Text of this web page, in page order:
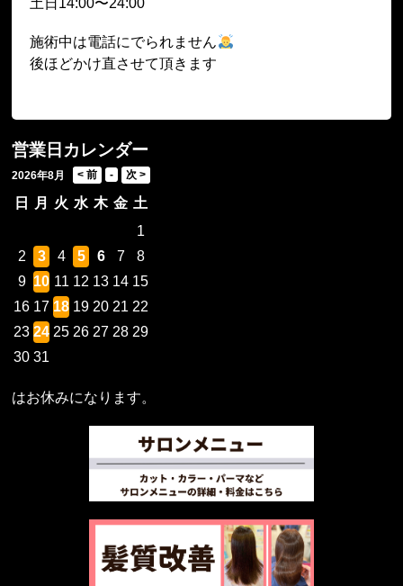
土日14:00〜24:00
施術中は電話にでられません
後ほどかけ直させて頂きます
営業日カレンダー
2026年8月
日 月 火 水 木 金 土
1
2
3 4 5 6 7
8
9 10 11 12 13 14 15
16 17 18 19 20 21 22
23 24 25 26 27 28 29
30 31
はお休みになります。